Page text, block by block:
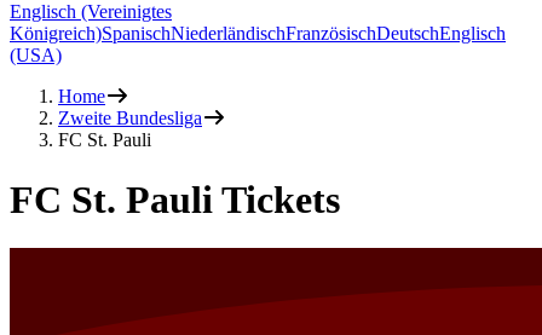
Englisch (Vereinigtes
Königreich)SpanischNiederländischFranzösischDeutschEnglisch
(USA)
Home
Zweite Bundesliga
FC St. Pauli
FC St. Pauli Tickets